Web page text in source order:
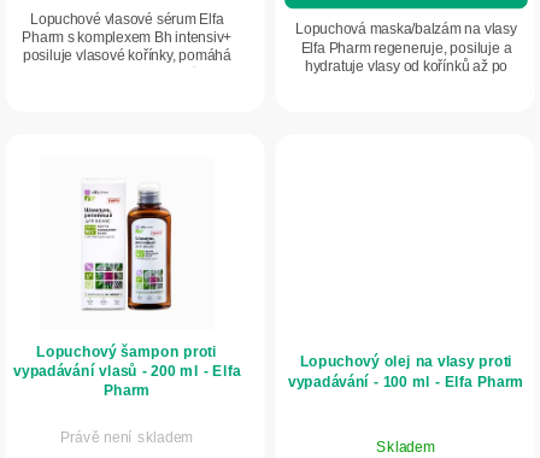
Lopuchové vlasové sérum Elfa
Pharm s komplexem Bh intensiv+
posiluje vlasové kořínky, pomáhá
Lopuchová maska/balzám na vlasy
Elfa Pharm regeneruje, posiluje a
hydratuje vlasy od kořínků až po
Lopuchový šampon proti
vypadávání vlasů - 200 ml - Elfa
Pharm
Právě není skladem
Lopuchový olej na vlasy proti
vypadávání - 100 ml - Elfa Pharm
Skladem